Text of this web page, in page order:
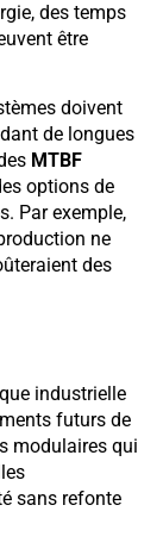
des temps
être
doivent
de longues
MTBF
options de
Par exemple,
ne
des
industrielle
futurs de
modulaires qui
sans refonte